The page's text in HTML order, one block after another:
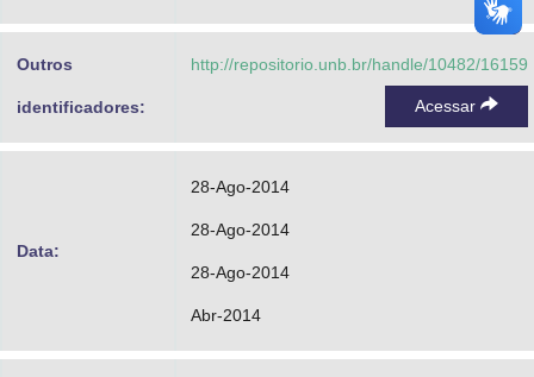
Outros
identificadores:
http://repositorio.unb.br/handle/10482/16159
Acessar
Data:
28-Ago-2014
28-Ago-2014
28-Ago-2014
Abr-2014